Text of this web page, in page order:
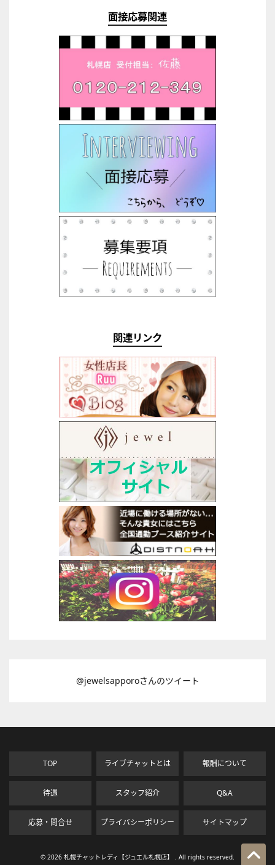
面接応募関連
関連リンク
@jewelsapporoさんのツイート
TOP ライブチャットとは 報酬について
待遇 スタッフ紹介 Q&A
応募・問合せ プライバシーポリシー サイトマップ
© 2026 札幌チャットレディ【ジュエル札幌店】 . All rights reserved.